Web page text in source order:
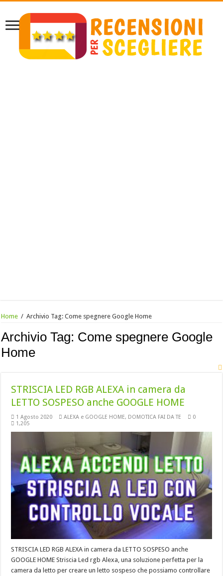
Home / Archivio Tag:Come spegnere Google Home
Archivio Tag: Come spegnere Google
Home
STRISCIA LED RGB ALEXA in camera da
LETTO SOSPESO anche GOOGLE HOME
1 Agosto 2020 ALEXA e GOOGLE HOME, DOMOTICA FAI DA TE
0
1,205
STRISCIA LED RGB ALEXA in camera da LETTO SOSPESO anche
GOOGLE HOME Striscia Led rgb Alexa, una soluzione perfetta per la
camera da letto per creare un letto sospeso che possiamo controllare